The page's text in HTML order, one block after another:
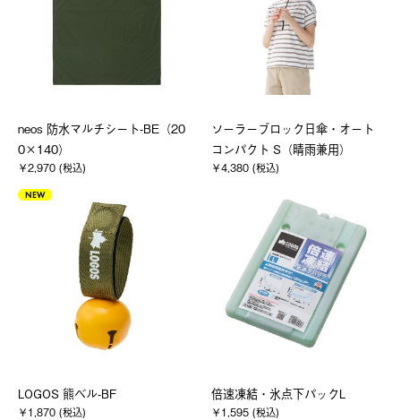
neos 防水マルチシート-BE（20
0×140）
￥2,970 (税込)
ソーラーブロック日傘・オート
コンパクト S（晴雨兼用）
￥4,380 (税込)
NEW
LOGOS 熊ベル-BF
￥1,870 (税込)
倍速凍結・氷点下パックL
￥1,595 (税込)